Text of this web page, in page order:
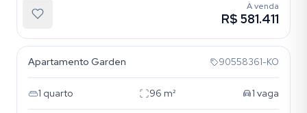
À venda
R$ 581.411
Apartamento Garden 90558361-KO
1 quarto 96 m² 1 vaga